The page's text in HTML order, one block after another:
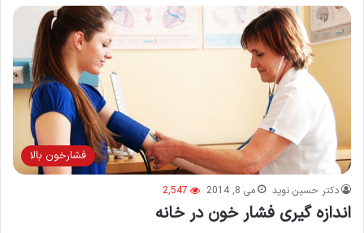
فشارخون بالا
دکتر حسین نوید می 8, 2014 2,547
اندازه گیری فشار خون در خانه